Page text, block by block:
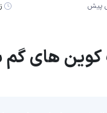
کوین های